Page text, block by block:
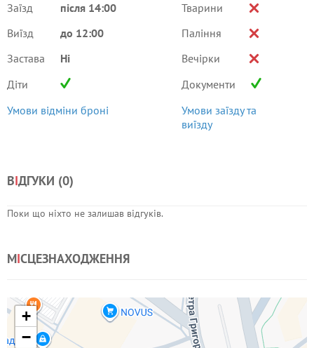
Заїзд
після 14:00
Виїзд
до 12:00
Застава
Ні
Діти
Умови відміни броні
Тварини
Паління
Вечірки
Документи
Умови заїзду та
виїзду
ВІДГУКИ (0)
Поки що ніхто не залишав відгуків.
МІСЦЕЗНАХОДЖЕННЯ
+
−